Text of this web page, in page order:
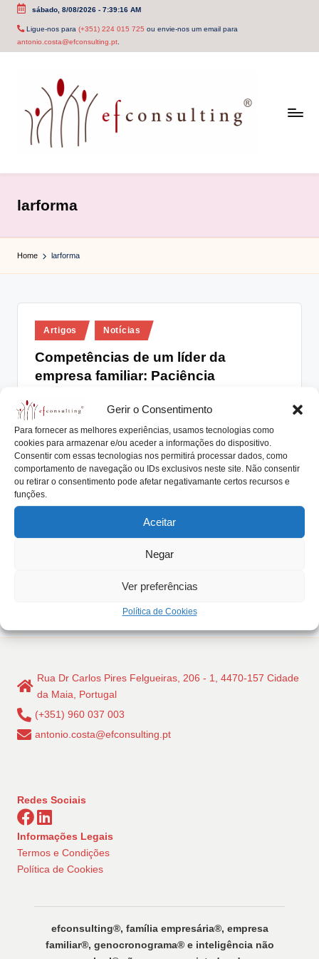
Gerir o Consentimento
Para fornecer as melhores experiências, usamos tecnologias como
cookies para armazenar e/ou aceder a informações do dispositivo.
Consentir com essas tecnologias nos permitirá processar dados, como
comportamento de navegação ou IDs exclusivos neste site. Não consentir
ou retirar o consentimento pode afetar negativamante certos recursos e
funções.
Aceitar
Negar
Ver preferências
Política de Cookies
Skip
sábado, 8/08/2026- 7:39:16 AM
Ligue-nos para (+351) 224 015 725 ou envie-nos um email para
antonio.costa@efconsulting.pt.
c
o
n
u
g
.
p
t
larforma
Home larforma
Posted
in
Artigos Notícias
Competências de um líder da
empresa familiar: Paciência
Posted
by
Liderar uma empresa é uma tarefa que uma grande
maioria gostaría de concretizar. Olhamos à…
Read More
Rua Dr Carlos Pires Felgueiras, 206 - 1, 4470-157 Cidade
da Maia, Portugal
(+351) 960 037 003
antonio.costa@efconsulting.pt
Redes Sociais
Informações Legais
Termos e Condições
Política de Cookies
efconsulting®️, família empresária®️, empresa
familiar®️, genocronograma®️ e inteligência não